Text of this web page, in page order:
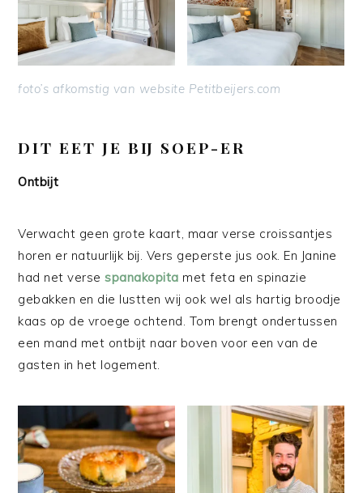
foto’s afkomstig van website Petitbeijers.com
DIT EET JE BIJ SOEP-ER
Ontbijt
Verwacht geen grote kaart, maar verse croissantjes
horen er natuurlijk bij. Vers geperste jus ook. En Janine
had net versespanakopita met feta en spinazie
gebakken en die lustten wij ook wel als hartig broodje
kaas op de vroege ochtend. Tom brengt ondertussen
een mand met ontbijt naar boven voor een van de
gasten in het logement.